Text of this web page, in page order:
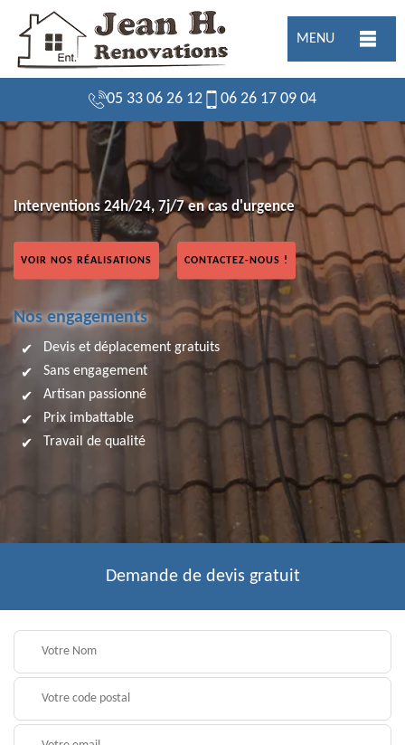
MENU
05 33 06 26 12 06 26 17 09 04
Interventions 24h/24, 7j/7 en cas d'urgence
VOIR NOS RÉALISATIONS CONTACTEZ-NOUS !
Nos engagements
Devis et déplacement gratuits
Sans engagement
Artisan passionné
Prix imbattable
Travail de qualité
Demande de devis gratuit